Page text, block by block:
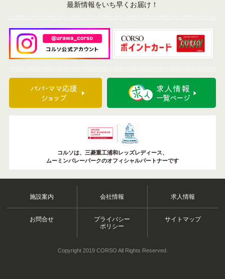
最新情報をいち早くお届け！
コルソは、三菱重工浦和レッズレディース、
ムーミンバレーパークのオフィシャルパートナーです
施設案内 会社情報 求人情報
お問合せ
プライバシー
ポリシー
サイトマップ
Copyright 2019 CORSO All Rights Reserved.